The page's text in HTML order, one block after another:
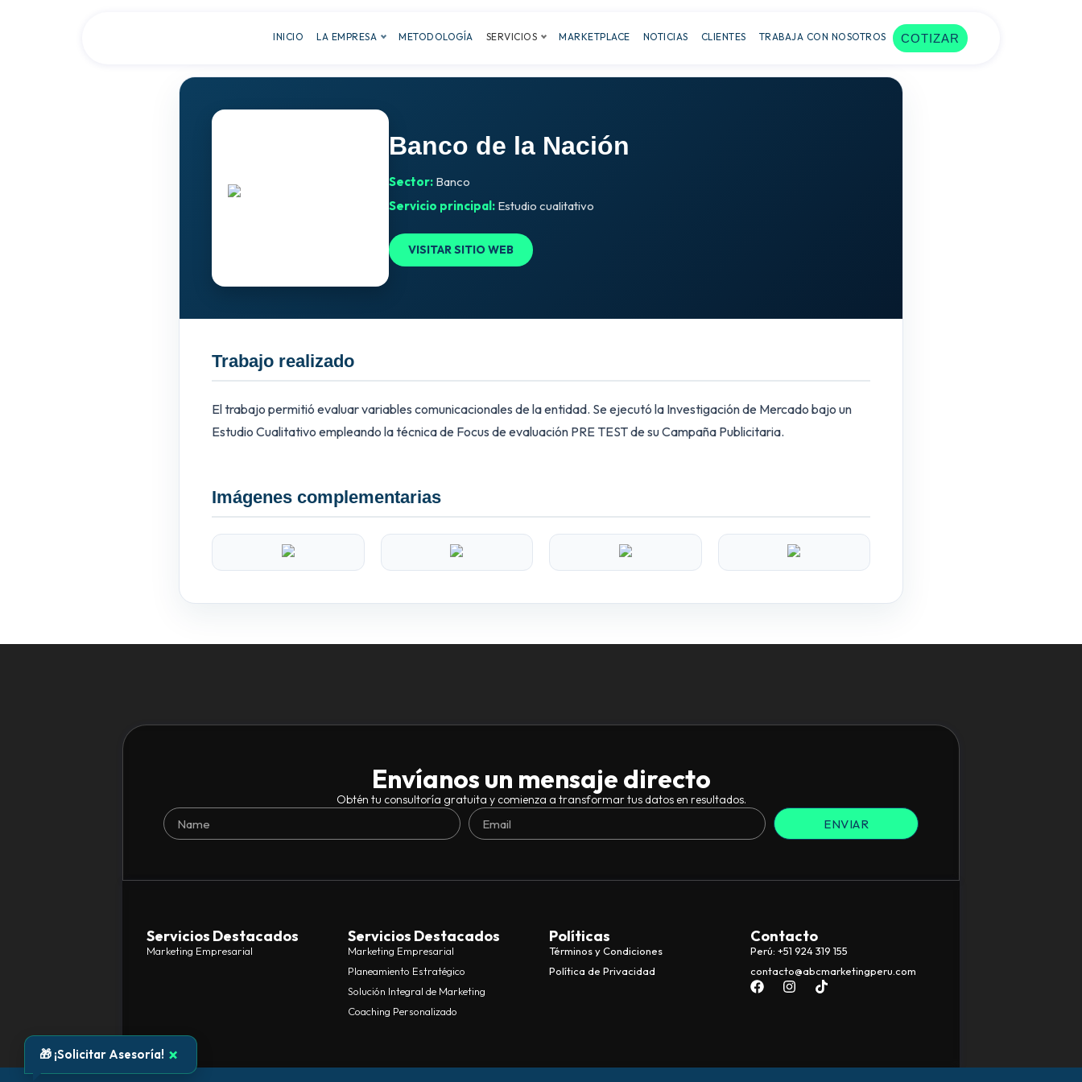
INICIO LA EMPRESA METODOLOGÍA SERVICIOS MARKETPLACE NOTICIAS CLIENTES TRABAJA CON NOSOTROS COTIZAR
Banco de la Nación
Sector: Banco
Servicio principal: Estudio cualitativo
VISITAR SITIO WEB
Trabajo realizado
El trabajo permitió evaluar variables comunicacionales de la entidad. Se ejecutó la Investigación de Mercado bajo un
Estudio Cualitativo empleando la técnica de Focus de evaluación PRE TEST de su Campaña Publicitaria.
Imágenes complementarias
Envíanos un mensaje directo
Obtén tu consultoría gratuita y comienza a transformar tus datos en resultados.
ENVIAR
Servicios Destacados
Marketing Empresarial
Servicios Destacados
Marketing Empresarial
Planeamiento Estratégico
Solución Integral de Marketing
Coaching Personalizado
Políticas
Términos y Condiciones
Política de Privacidad
Contacto
Perú: +51 924 319 155
contacto@abcmarketingperu.com
🎁 ¡Solicitar Asesoría! ×